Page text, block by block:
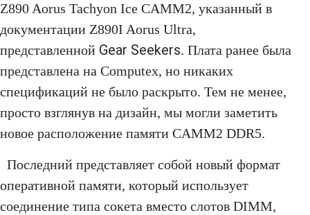
Z890 Aorus Tachyon Ice CAMM2, указанный в
документации Z890I Aorus Ultra,
представленной Gear Seekers. Плата ранее была
представлена ​​на Computex, но никаких
спецификаций не было раскрыто. Тем не менее,
просто взглянув на дизайн, мы могли заметить
новое расположение памяти CAMM2 DDR5.
Последний представляет собой новый формат
оперативной памяти, который использует
соединение типа сокета вместо слотов DIMM,